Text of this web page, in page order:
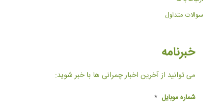
سوالات متداول
خبرنامه
می توانید از آخرین اخبار چمرانی ها با خبر شوید:
شماره موبایل *